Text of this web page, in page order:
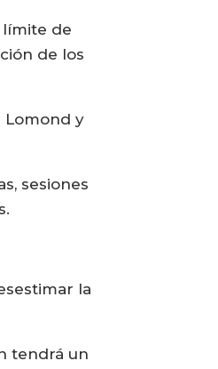
límite de
de los
Lomond y
sesiones
la
tendrá un